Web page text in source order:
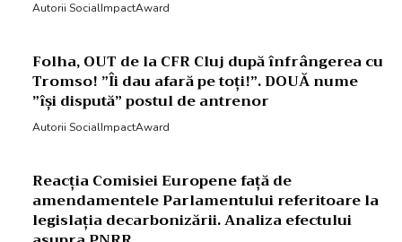
Autorii SocialImpactAward
Folha, OUT de la CFR Cluj după înfrângerea cu
Tromso! ”Îi dau afară pe toți!”. DOUĂ nume
”își dispută” postul de antrenor
Autorii SocialImpactAward
Reacția Comisiei Europene față de
amendamentele Parlamentului referitoare la
legislația decarbonizării. Analiza efectului